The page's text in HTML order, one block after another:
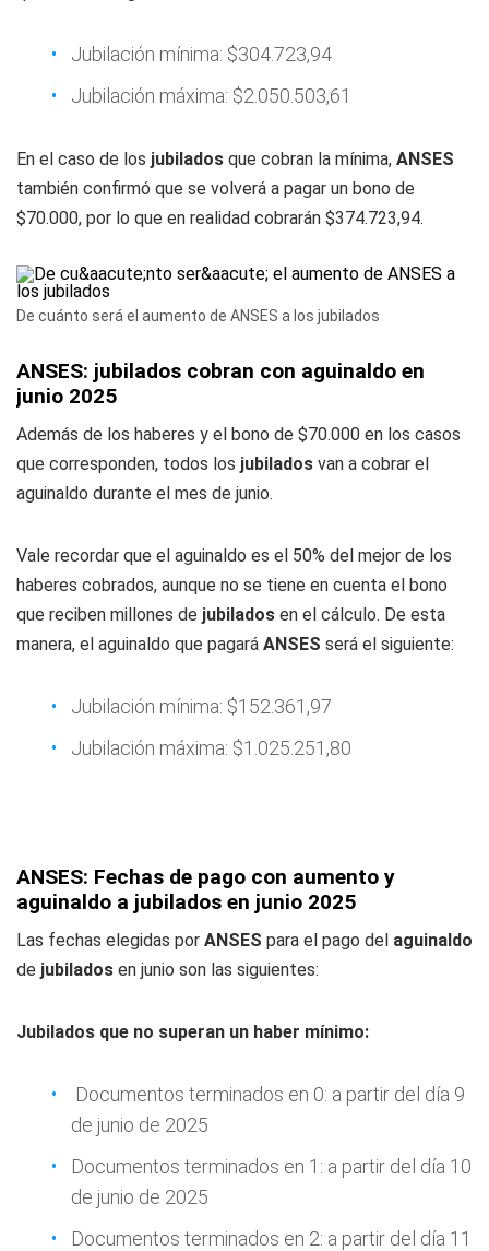
Jubilación mínima: $304.723,94
Jubilación máxima: $2.050.503,61
En el caso de los jubilados que cobran la mínima, ANSES
también confirmó que se volverá a pagar un bono de
$70.000, por lo que en realidad cobrarán $374.723,94.
De cuánto será el aumento de ANSES a los jubilados
ANSES: jubilados cobran con aguinaldo en
junio 2025
Además de los haberes y el bono de $70.000 en los casos
que corresponden, todos los jubilados van a cobrar el
aguinaldo durante el mes de junio.
Vale recordar que el aguinaldo es el 50% del mejor de los
haberes cobrados, aunque no se tiene en cuenta el bono
que reciben millones de jubilados en el cálculo. De esta
manera, el aguinaldo que pagará ANSES será el siguiente:
Jubilación mínima: $152.361,97
Jubilación máxima: $1.025.251,80
ANSES: Fechas de pago con aumento y
aguinaldo a jubilados en junio 2025
Las fechas elegidas por ANSES para el pago del aguinaldo
de jubilados en junio son las siguientes:
Jubilados que no superan un haber mínimo:
Documentos terminados en 0: a partir del día 9
de junio de 2025
Documentos terminados en 1: a partir del día 10
de junio de 2025
Documentos terminados en 2: a partir del día 11